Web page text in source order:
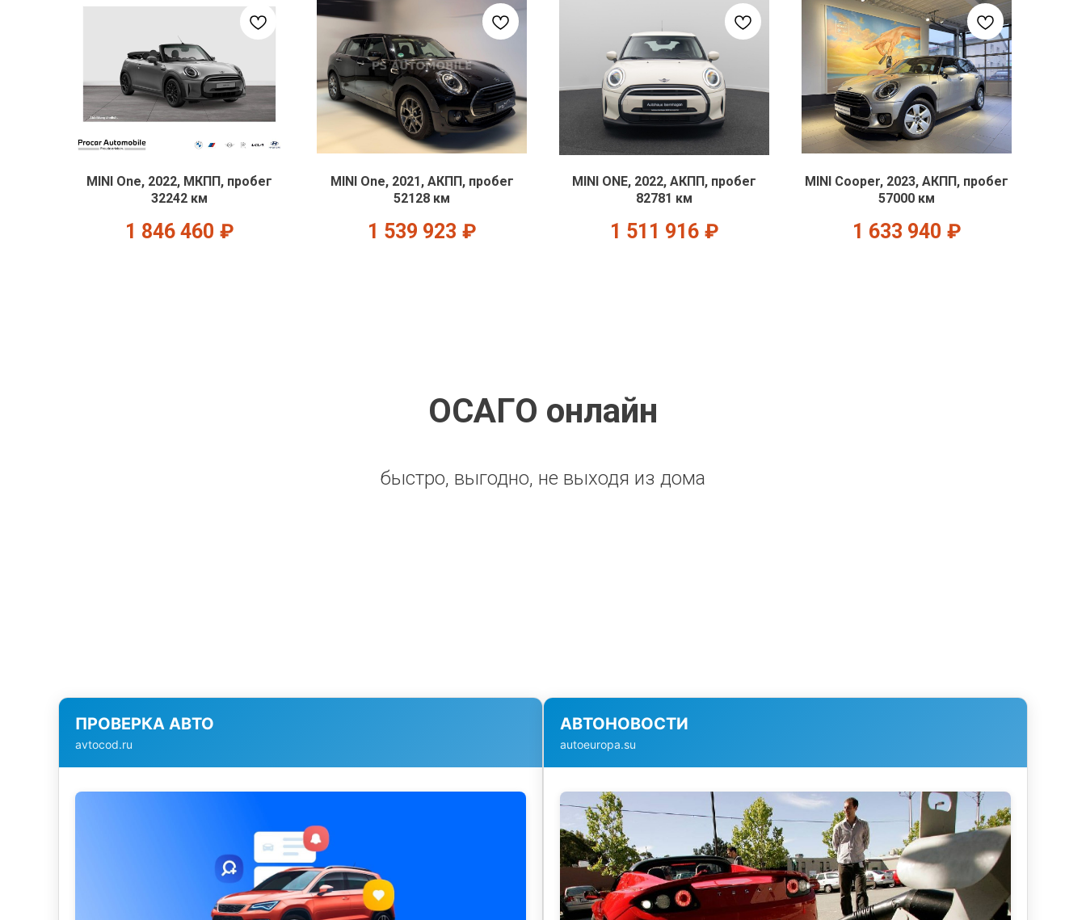
MINI One, 2022, МКПП, пробег
32242 км
1 846 460 ₽
MINI One, 2021, АКПП, пробег
52128 км
1 539 923 ₽
MINI ONE, 2022, АКПП, пробег
82781 км
1 511 916 ₽
MINI Cooper, 2023, АКПП, пробег
57000 км
1 633 940 ₽
ОСАГО онлайн
быстро, выгодно, не выходя из дома
ПРОВЕРКА АВТО
avtocod.ru
АВТОНОВОСТИ
autoeuropa.su